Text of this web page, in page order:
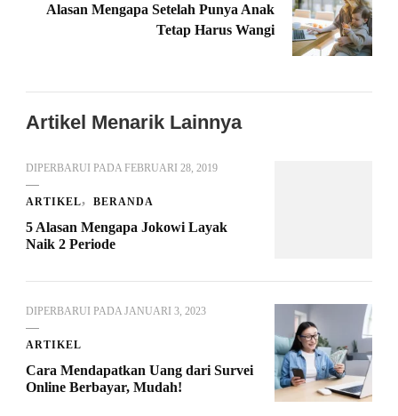
Alasan Mengapa Setelah Punya Anak
Tetap Harus Wangi
Artikel Menarik Lainnya
DIPERBARUI PADA FEBRUARI 28, 2019
ARTIKEL BERANDA
5 Alasan Mengapa Jokowi Layak
Naik 2 Periode
DIPERBARUI PADA JANUARI 3, 2023
ARTIKEL
Cara Mendapatkan Uang dari Survei
Online Berbayar, Mudah!